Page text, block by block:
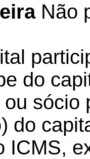
Não
do
sócio
do
ICMS,